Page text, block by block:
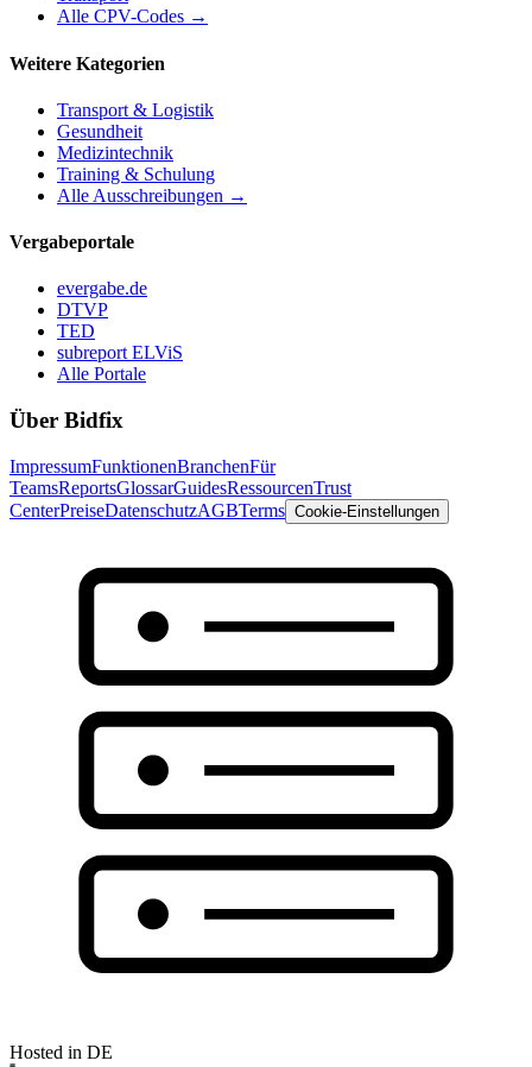
Alle CPV-Codes →
Weitere Kategorien
Transport & Logistik
Gesundheit
Medizintechnik
Training & Schulung
Alle Ausschreibungen →
Vergabeportale
evergabe.de
DTVP
TED
subreport ELViS
Alle Portale
Über Bidfix
ImpressumFunktionenBranchenFür
TeamsReportsGlossarGuidesRessourcenTrust
CenterPreiseDatenschutzAGBTerms Cookie-Einstellungen
Hosted in DE